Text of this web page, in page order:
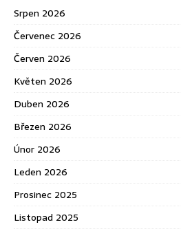
Srpen 2026
Červenec 2026
Červen 2026
Květen 2026
Duben 2026
Březen 2026
Únor 2026
Leden 2026
Prosinec 2025
Listopad 2025